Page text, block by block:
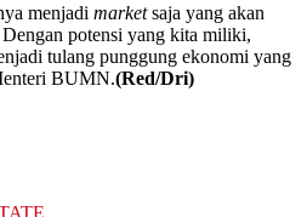
menjadi marketsaja yang akan
potensi yang kita miliki,
tulang punggung ekonomi yang
BUMN.(Red/Dri)